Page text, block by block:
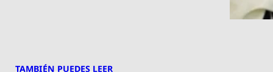
TAMBIÉN PUEDES LEER